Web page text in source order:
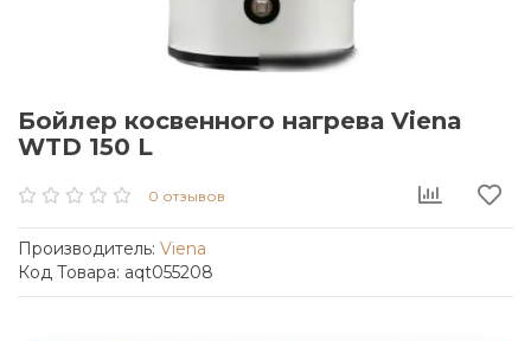
Бойлер косвенного нагрева Viena
WTD 150 L
0 отзывов
Производитель: Viena
Код Товара: aqt055208